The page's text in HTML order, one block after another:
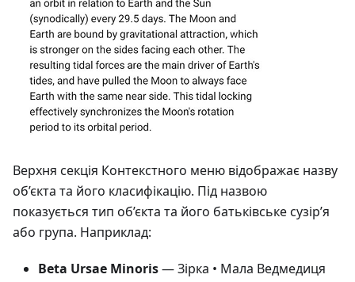
Верхня секція Контекстного меню відображає назву
об’єкта та його класифікацію. Під назвою
показується тип об’єкта та його батьківське сузір’я
або група. Наприклад:
Beta Ursae Minoris— Зірка • Мала Ведмедиця